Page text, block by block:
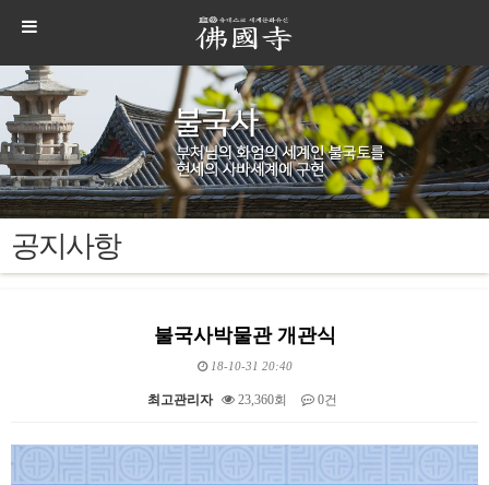
공지사항
불국사박물관 개관식
18-10-31 20:40
최고관리자 23,360회 0건
본문